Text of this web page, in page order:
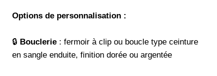
Options de personnalisation :
🔒 Bouclerie : fermoir à clip ou boucle type ceinture
en sangle enduite, finition dorée ou argentée